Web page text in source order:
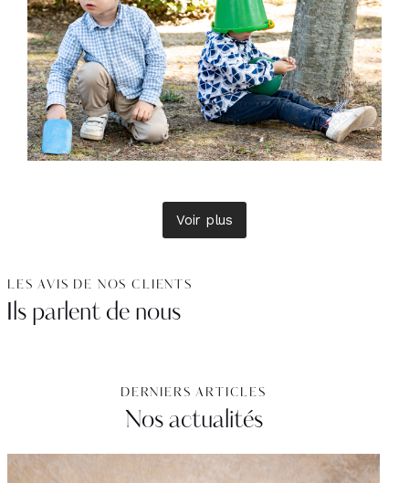
Voir plus
LES AVIS DE NOS CLIENTS
Ils parlent de nous
DERNIERS ARTICLES
Nos actualités